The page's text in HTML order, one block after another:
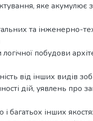
яке акумулює
та інженерно-
побудови
від інших видів
дій, уявлень про
багатьох інших